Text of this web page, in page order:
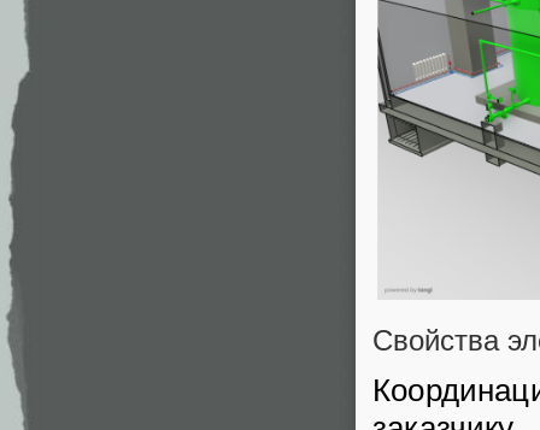
Свойства